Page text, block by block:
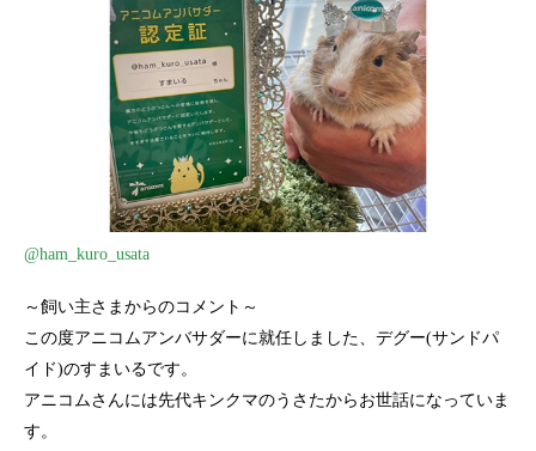
@ham_kuro_usata
～飼い主さまからのコメント～
この度アニコムアンバサダーに就任しました、デグー(サンドパ
イド)のすまいるです。
アニコムさんには先代キンクマのうさたからお世話になっていま
す。